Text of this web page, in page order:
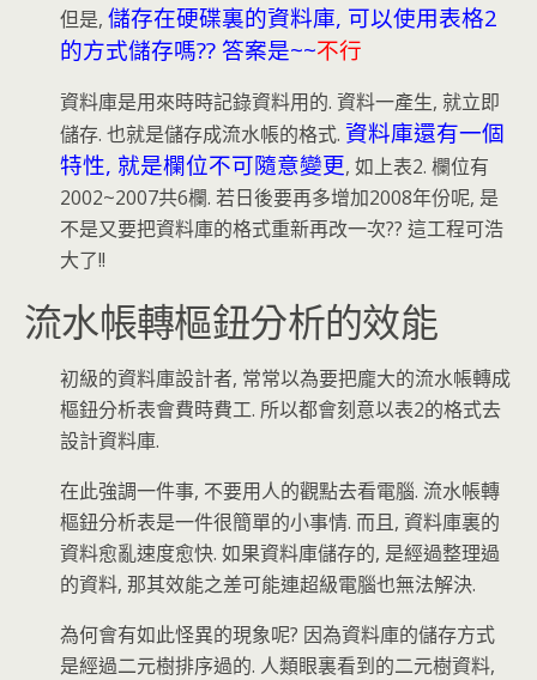
但是, 儲存在硬碟裏的資料庫, 可以使用表格2
的方式儲存嗎?? 答案是~~不行
資料庫是用來時時記錄資料用的. 資料一產生, 就立即
儲存. 也就是儲存成流水帳的格式. 資料庫還有一個
特性, 就是欄位不可隨意變更, 如上表2. 欄位有
2002~2007共6欄. 若日後要再多增加2008年份呢, 是
不是又要把資料庫的格式重新再改一次?? 這工程可浩
大了!!
流水帳轉樞鈕分析的效能
初級的資料庫設計者, 常常以為要把龐大的流水帳轉成
樞鈕分析表會費時費工. 所以都會刻意以表2的格式去
設計資料庫.
在此強調一件事, 不要用人的觀點去看電腦. 流水帳轉
樞鈕分析表是一件很簡單的小事情. 而且, 資料庫裏的
資料愈亂速度愈快. 如果資料庫儲存的, 是經過整理過
的資料, 那其效能之差可能連超級電腦也無法解決.
為何會有如此怪異的現象呢? 因為資料庫的儲存方式
是經過二元樹排序過的. 人類眼裏看到的二元樹資料,